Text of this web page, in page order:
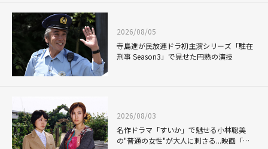
2026/08/05
寺島進が民放連ドラ初主演シリーズ「駐在
刑事 Season3」で見せた円熟の演技
2026/08/03
名作ドラマ「すいか」で魅せる小林聡美
の"普通の女性"が大人に刺さる...映画「か